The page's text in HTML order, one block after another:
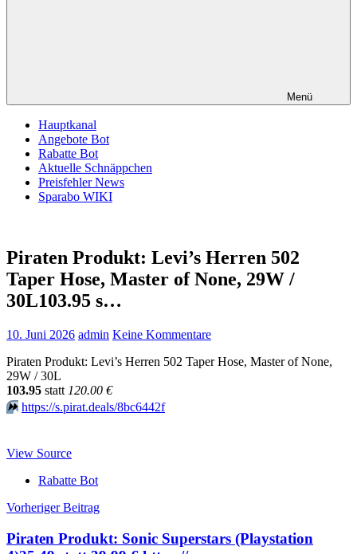
Menü
Hauptkanal
Angebote Bot
Rabatte Bot
Aktuelle Schnäppchen
Preisfehler News
Sparabo WIKI
Piraten Produkt: Levi’s Herren 502
Taper Hose, Master of None, 29W /
30L103.95 s…
10. Juni 2026 admin Keine Kommentare
Piraten Produkt: Levi’s Herren 502 Taper Hose, Master of None,
29W / 30L
103.95 statt 120.00 €
⏩️ https://s.pirat.deals/8bc6442f
View Source
Rabatte Bot
Beitragsnavigation
Vorheriger Beitrag
Piraten Produkt: Sonic Superstars (Playstation